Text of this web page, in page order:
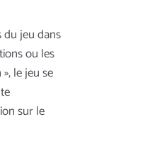
du jeu dans
ou les
le jeu se
sur le